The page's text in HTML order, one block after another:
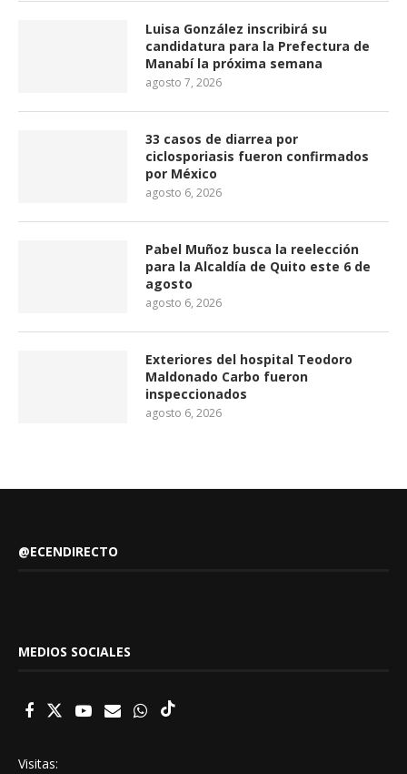
Luisa González inscribirá su
candidatura para la Prefectura de
Manabí la próxima semana
agosto 7, 2026
33 casos de diarrea por
ciclosporiasis fueron confirmados
por México
agosto 6, 2026
Pabel Muñoz busca la reelección
para la Alcaldía de Quito este 6 de
agosto
agosto 6, 2026
Exteriores del hospital Teodoro
Maldonado Carbo fueron
inspeccionados
agosto 6, 2026
@ECENDIRECTO
MEDIOS SOCIALES
Visitas: